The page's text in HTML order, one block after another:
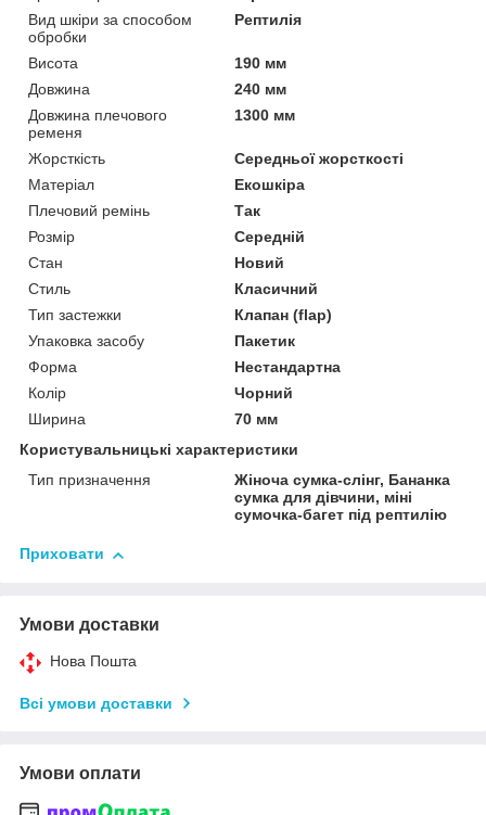
Вид шкіри за способом
обробки
Рептилія
Висота
190 мм
Довжина
240 мм
Довжина плечового
ременя
1300 мм
Жорсткість
Середньої жорсткості
Матеріал
Екошкіра
Плечовий ремінь
Так
Розмір
Середній
Стан
Новий
Стиль
Класичний
Тип застежки
Клапан (flap)
Упаковка засобу
Пакетик
Форма
Нестандартна
Колір
Чорний
Ширина
70 мм
Користувальницькі характеристики
Тип призначення
Жіноча сумка-слінг, Бананка
сумка для дівчини, міні
сумочка-багет під рептилію
Приховати
Умови доставки
Нова Пошта
Всі умови доставки
Умови оплати